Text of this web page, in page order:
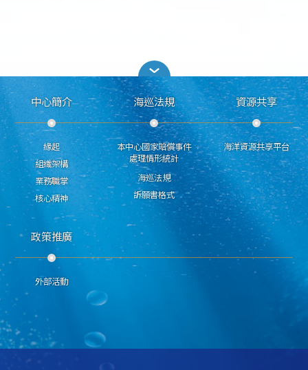
中心簡介
緣起
組織架構
業務職掌
核心精神
海巡法規
本中心國家賠償事件
處理情形統計
海巡法規
訴願書格式
資源共享
海洋資源共享平台
政策推廣
外部活動